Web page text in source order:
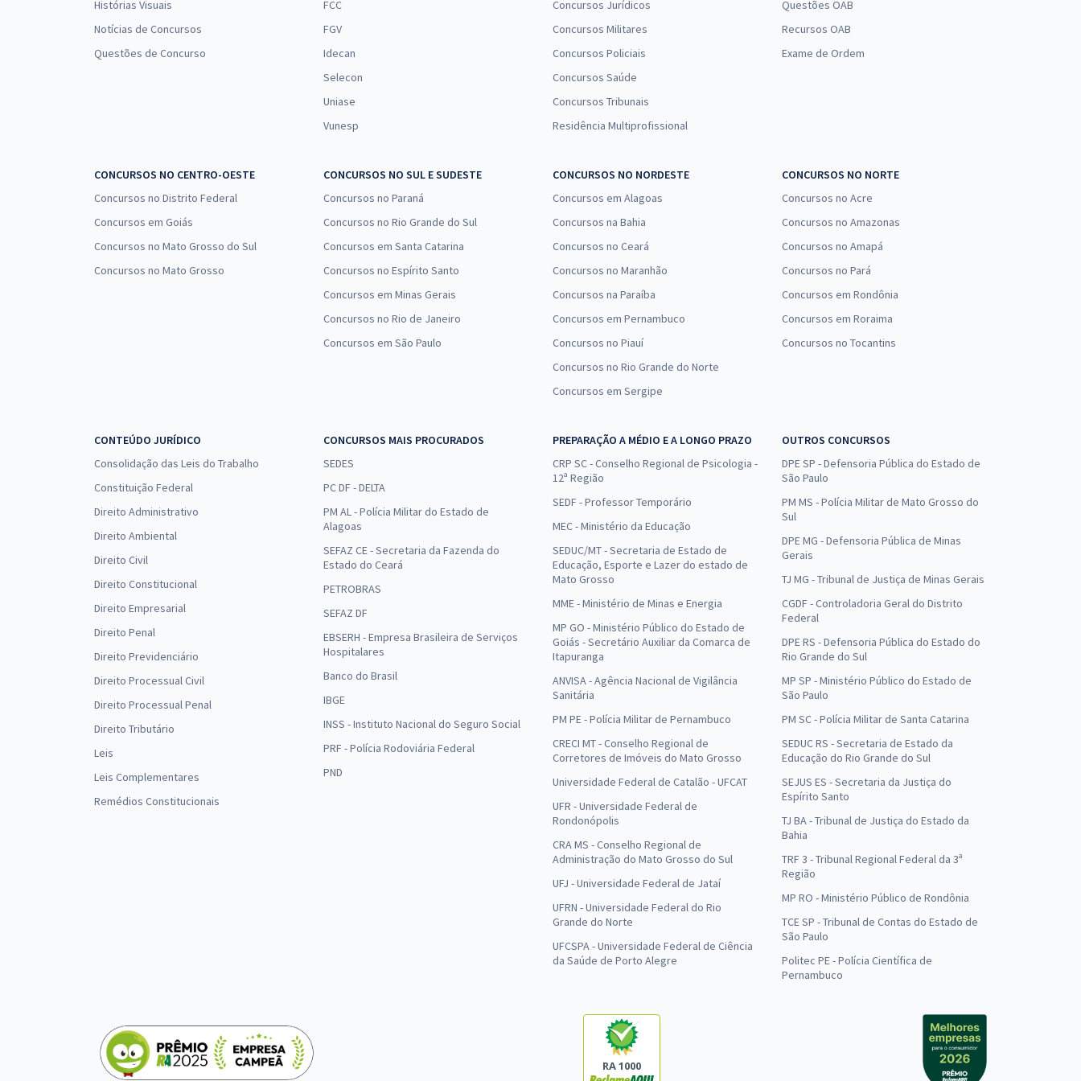
Histórias Visuais
Notícias de Concursos
Questões de Concurso
FCC
FGV
Idecan
Selecon
Uniase
Vunesp
Concursos Jurídicos
Concursos Militares
Concursos Policiais
Concursos Saúde
Concursos Tribunais
Residência Multiprofissional
Questões OAB
Recursos OAB
Exame de Ordem
CONCURSOS NO CENTRO-OESTE
Concursos no Distrito Federal
Concursos em Goiás
Concursos no Mato Grosso do Sul
Concursos no Mato Grosso
CONCURSOS NO SUL E SUDESTE
Concursos no Paraná
Concursos no Rio Grande do Sul
Concursos em Santa Catarina
Concursos no Espírito Santo
Concursos em Minas Gerais
Concursos no Rio de Janeiro
Concursos em São Paulo
CONCURSOS NO NORDESTE
Concursos em Alagoas
Concursos na Bahia
Concursos no Ceará
Concursos no Maranhão
Concursos na Paraíba
Concursos em Pernambuco
Concursos no Piauí
Concursos no Rio Grande do Norte
Concursos em Sergipe
CONCURSOS NO NORTE
Concursos no Acre
Concursos no Amazonas
Concursos no Amapá
Concursos no Pará
Concursos em Rondônia
Concursos em Roraima
Concursos no Tocantins
CONTEÚDO JURÍDICO
Consolidação das Leis do Trabalho
Constituição Federal
Direito Administrativo
Direito Ambiental
Direito Civil
Direito Constitucional
Direito Empresarial
Direito Penal
Direito Previdenciário
Direito Processual Civil
Direito Processual Penal
Direito Tributário
Leis
Leis Complementares
Remédios Constitucionais
CONCURSOS MAIS PROCURADOS
SEDES
PC DF - DELTA
PM AL - Polícia Militar do Estado de
Alagoas
SEFAZ CE - Secretaria da Fazenda do
Estado do Ceará
PETROBRAS
SEFAZ DF
EBSERH - Empresa Brasileira de Serviços
Hospitalares
Banco do Brasil
IBGE
INSS - Instituto Nacional do Seguro Social
PRF - Polícia Rodoviária Federal
PND
PREPARAÇÃO A MÉDIO E A LONGO PRAZO
CRP SC - Conselho Regional de Psicologia -
12ª Região
SEDF - Professor Temporário
MEC - Ministério da Educação
SEDUC/MT - Secretaria de Estado de
Educação, Esporte e Lazer do estado de
Mato Grosso
MME - Ministério de Minas e Energia
MP GO - Ministério Público do Estado de
Goiás - Secretário Auxiliar da Comarca de
Itapuranga
ANVISA - Agência Nacional de Vigilância
Sanitária
PM PE - Polícia Militar de Pernambuco
CRECI MT - Conselho Regional de
Corretores de Imóveis do Mato Grosso
Universidade Federal de Catalão - UFCAT
UFR - Universidade Federal de
Rondonópolis
CRA MS - Conselho Regional de
Administração do Mato Grosso do Sul
UFJ - Universidade Federal de Jataí
UFRN - Universidade Federal do Rio
Grande do Norte
UFCSPA - Universidade Federal de Ciência
da Saúde de Porto Alegre
OUTROS CONCURSOS
DPE SP - Defensoria Pública do Estado de
São Paulo
PM MS - Polícia Militar de Mato Grosso do
Sul
DPE MG - Defensoria Pública de Minas
Gerais
TJ MG - Tribunal de Justiça de Minas Gerais
CGDF - Controladoria Geral do Distrito
Federal
DPE RS - Defensoria Pública do Estado do
Rio Grande do Sul
MP SP - Ministério Público do Estado de
São Paulo
PM SC - Polícia Militar de Santa Catarina
SEDUC RS - Secretaria de Estado da
Educação do Rio Grande do Sul
SEJUS ES - Secretaria da Justiça do
Espírito Santo
TJ BA - Tribunal de Justiça do Estado da
Bahia
TRF 3 - Tribunal Regional Federal da 3ª
Região
MP RO - Ministério Público de Rondônia
TCE SP - Tribunal de Contas do Estado de
São Paulo
Politec PE - Polícia Científica de
Pernambuco
RA 1000